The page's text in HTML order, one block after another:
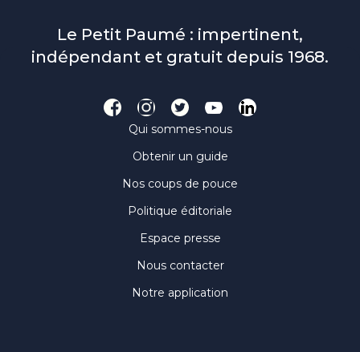
Le Petit Paumé : impertinent,
indépendant et gratuit depuis 1968.
Qui sommes-nous
Obtenir un guide
Nos coups de pouce
Politique éditoriale
Espace presse
Nous contacter
Notre application